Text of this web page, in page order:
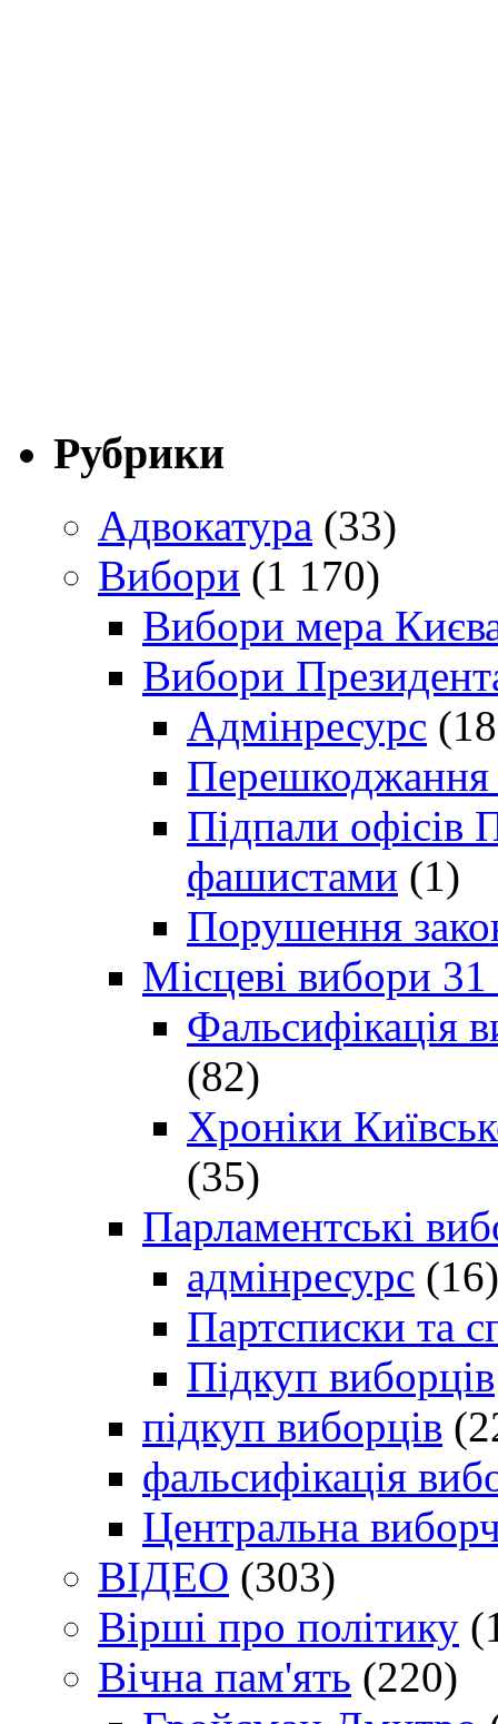
Рубрики
Адвокатура (33)
Вибори (1 170)
Вибори мера
Вибори
Адмінресурс
Перешкоджання
Підпали офісів
фашистами (1)
Порушення
Місцеві вибори
Фальсифікація
(82)
Хроніки
(35)
Парламентські
адмінресурс (16)
Партсписки та
Підкуп виборців
підкуп виборців
фальсифікація
Центральна
ВІДЕО (303)
Вірші про політику
Вічна пам'ять (220)